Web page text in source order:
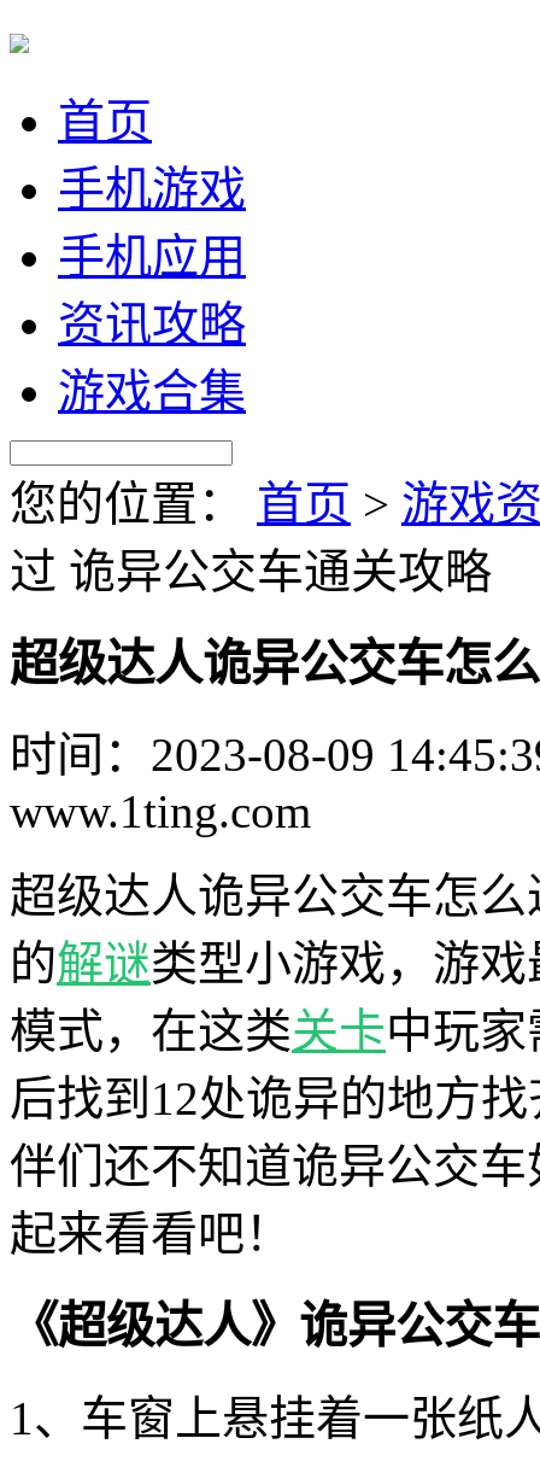
首页
手机游戏
手机应用
资讯攻略
游戏合集
您的位置： 首页 > 游戏
过 诡异公交车通关攻略
超级达人诡异公交车怎
时间：2023-08-09
www.1ting.com
超级达人诡异公交车怎
的解谜类型小游戏，游
模式，在这类关卡中玩
后找到12处诡异的地方
伴们还不知道诡异公交
起来看看吧！
《超级达人》诡异公交
1、车窗上悬挂着一张纸